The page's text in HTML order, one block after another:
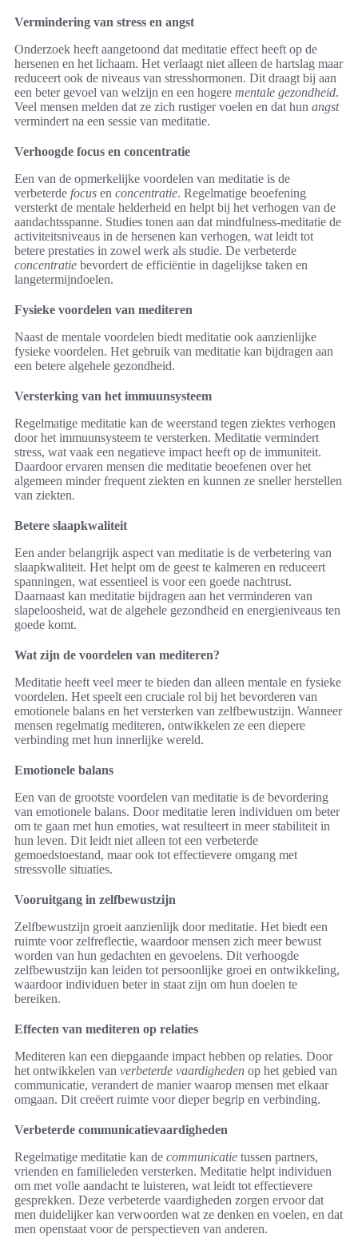
Vermindering van stress en angst
Onderzoek heeft aangetoond dat meditatie effect heeft op de
hersenen en het lichaam. Het verlaagt niet alleen de hartslag maar
reduceert ook de niveaus van stresshormonen. Dit draagt bij aan
een beter gevoel van welzijn en een hogere mentale gezondheid.
Veel mensen melden dat ze zich rustiger voelen en dat hun angst
vermindert na een sessie van meditatie.
Verhoogde focus en concentratie
Een van de opmerkelijke voordelen van meditatie is de
verbeterde focus en concentratie. Regelmatige beoefening
versterkt de mentale helderheid en helpt bij het verhogen van de
aandachtsspanne. Studies tonen aan dat mindfulness-meditatie de
activiteitsniveaus in de hersenen kan verhogen, wat leidt tot
betere prestaties in zowel werk als studie. De verbeterde
concentratie bevordert de efficiëntie in dagelijkse taken en
langetermijndoelen.
Fysieke voordelen van mediteren
Naast de mentale voordelen biedt meditatie ook aanzienlijke
fysieke voordelen. Het gebruik van meditatie kan bijdragen aan
een betere algehele gezondheid.
Versterking van het immuunsysteem
Regelmatige meditatie kan de weerstand tegen ziektes verhogen
door het immuunsysteem te versterken. Meditatie vermindert
stress, wat vaak een negatieve impact heeft op de immuniteit.
Daardoor ervaren mensen die meditatie beoefenen over het
algemeen minder frequent ziekten en kunnen ze sneller herstellen
van ziekten.
Betere slaapkwaliteit
Een ander belangrijk aspect van meditatie is de verbetering van
slaapkwaliteit. Het helpt om de geest te kalmeren en reduceert
spanningen, wat essentieel is voor een goede nachtrust.
Daarnaast kan meditatie bijdragen aan het verminderen van
slapeloosheid, wat de algehele gezondheid en energieniveaus ten
goede komt.
Wat zijn de voordelen van mediteren?
Meditatie heeft veel meer te bieden dan alleen mentale en fysieke
voordelen. Het speelt een cruciale rol bij het bevorderen van
emotionele balans en het versterken van zelfbewustzijn. Wanneer
mensen regelmatig mediteren, ontwikkelen ze een diepere
verbinding met hun innerlijke wereld.
Emotionele balans
Een van de grootste voordelen van meditatie is de bevordering
van emotionele balans. Door meditatie leren individuen om beter
om te gaan met hun emoties, wat resulteert in meer stabiliteit in
hun leven. Dit leidt niet alleen tot een verbeterde
gemoedstoestand, maar ook tot effectievere omgang met
stressvolle situaties.
Vooruitgang in zelfbewustzijn
Zelfbewustzijn groeit aanzienlijk door meditatie. Het biedt een
ruimte voor zelfreflectie, waardoor mensen zich meer bewust
worden van hun gedachten en gevoelens. Dit verhoogde
zelfbewustzijn kan leiden tot persoonlijke groei en ontwikkeling,
waardoor individuen beter in staat zijn om hun doelen te
bereiken.
Effecten van mediteren op relaties
Mediteren kan een diepgaande impact hebben op relaties. Door
het ontwikkelen van verbeterde vaardigheden op het gebied van
communicatie, verandert de manier waarop mensen met elkaar
omgaan. Dit creëert ruimte voor dieper begrip en verbinding.
Verbeterde communicatievaardigheden
Regelmatige meditatie kan de communicatie tussen partners,
vrienden en familieleden versterken. Meditatie helpt individuen
om met volle aandacht te luisteren, wat leidt tot effectievere
gesprekken. Deze verbeterde vaardigheden zorgen ervoor dat
men duidelijker kan verwoorden wat ze denken en voelen, en dat
men openstaat voor de perspectieven van anderen.